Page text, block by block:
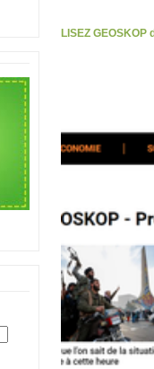
LISEZ GEOSKOP